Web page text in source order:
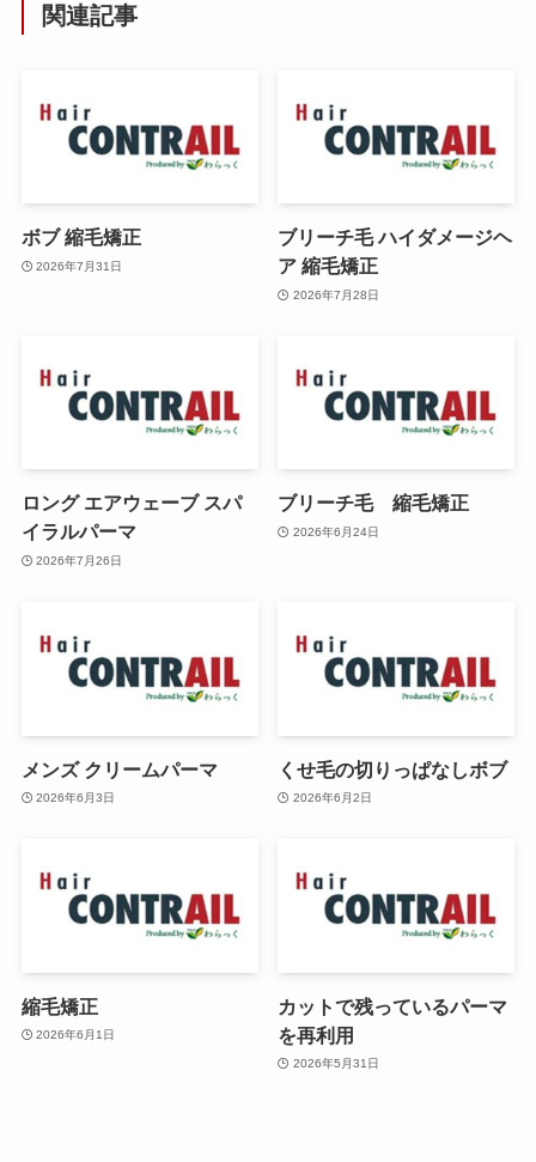
関連記事
ボブ 縮毛矯正
2026年7月31日
ブリーチ毛 ハイダメージヘ
ア 縮毛矯正
2026年7月28日
ロング エアウェーブ スパ
イラルパーマ
2026年7月26日
ブリーチ毛 縮毛矯正
2026年6月24日
メンズ クリームパーマ
2026年6月3日
くせ毛の切りっぱなしボブ
2026年6月2日
縮毛矯正
2026年6月1日
カットで残っているパーマ
を再利用
2026年5月31日